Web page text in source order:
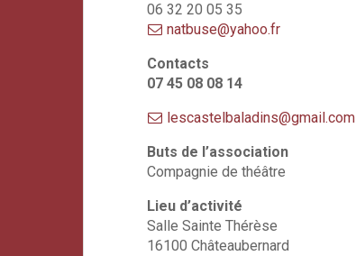
06 32 20 05 35
natbuse@yahoo.fr
Contacts
07 45 08 08 14
lescastelbaladins@gmail.com
Buts de l’association
Compagnie de théâtre
Lieu d’activité
Salle Sainte Thérèse
16100 Châteaubernard